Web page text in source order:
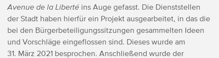
Avenue de la Liberté ins Auge gefasst. Die Dienststellen
der Stadt haben hierfür ein Projekt ausgearbeitet, in das die
bei den Bürgerbeteiligungssitzungen gesammelten Ideen
und Vorschläge eingeflossen sind. Dieses wurde am
31. März 2021 besprochen. Anschließend wurde der